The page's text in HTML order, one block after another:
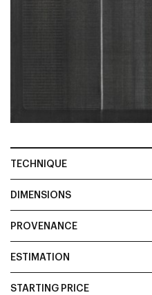
TECHNIQUE
DIMENSIONS
PROVENANCE
ESTIMATION
STARTING PRICE